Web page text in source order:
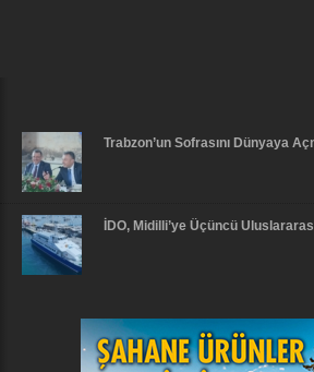
Trabzon’un Sofrasını Dünyaya
İDO, Midilli’ye Üçüncü